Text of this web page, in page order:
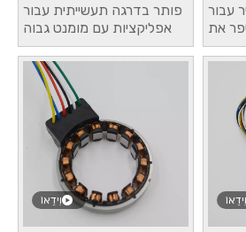
עבור
את
סטטור
ורוטור
פותר בדרגה תעשייתית עבור
אפליקציות עם מומנט גבוה
וִידֵאוֹ וִידֵאוֹ